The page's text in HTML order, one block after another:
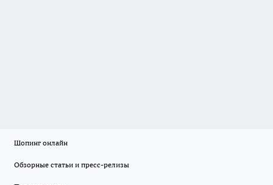
Шопинг онлайн
Обзорные статьи и пресс-релизы